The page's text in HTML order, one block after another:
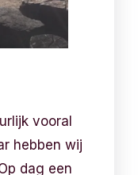
vooral
hebben wij
dag een